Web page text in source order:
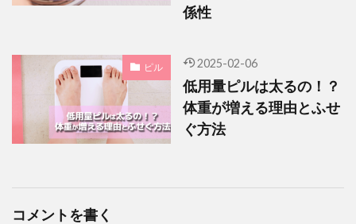
係性
ピル 2025-02-06
低用量ピルは太るの！？
体重が増える理由とふせ
ぐ方法
コメントを書く